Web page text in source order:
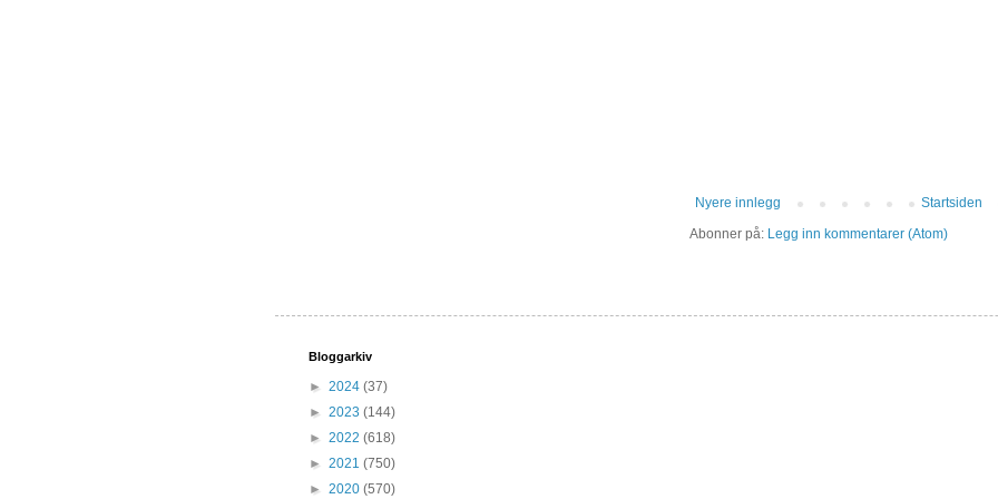
Nyere innlegg
Startsiden
Abonner på: Legg inn kommentarer (Atom)
Bloggarkiv
► 2024 (37)
► 2023 (144)
► 2022 (618)
► 2021 (750)
► 2020 (570)